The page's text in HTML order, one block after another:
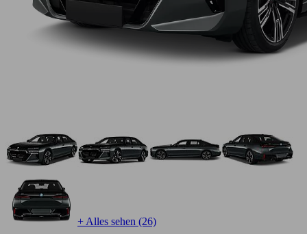
+ Alles sehen (26)